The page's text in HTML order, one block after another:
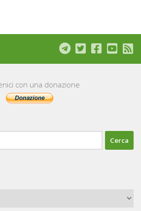
con una donazione